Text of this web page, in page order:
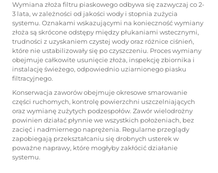
Wymiana złoża filtru piaskowego odbywa się zazwyczaj co 2-
3 lata, w zależności od jakości wody i stopnia zużycia
systemu. Oznakami wskazującymi na konieczność wymiany
złoża są skrócone odstępy między płukaniami wstecznymi,
trudności z uzyskaniem czystej wody oraz różnice ciśnień,
które nie ustabilizowały się po czyszczeniu. Proces wymiany
obejmuje całkowite usunięcie złoża, inspekcję zbiornika i
instalację świeżego, odpowiednio uziarnionego piasku
filtracyjnego.
Konserwacja zaworów obejmuje okresowe smarowanie
części ruchomych, kontrolę powierzchni uszczelniających
oraz wymianę zużytych podzespołów. Zawór wielodrożny
powinien działać płynnie we wszystkich położeniach, bez
zacięć i nadmiernego naprężenia. Regularne przeglądy
zapobiegają przekształcaniu się drobnych usterek w
poważne naprawy, które mogłyby zakłócić działanie
systemu.